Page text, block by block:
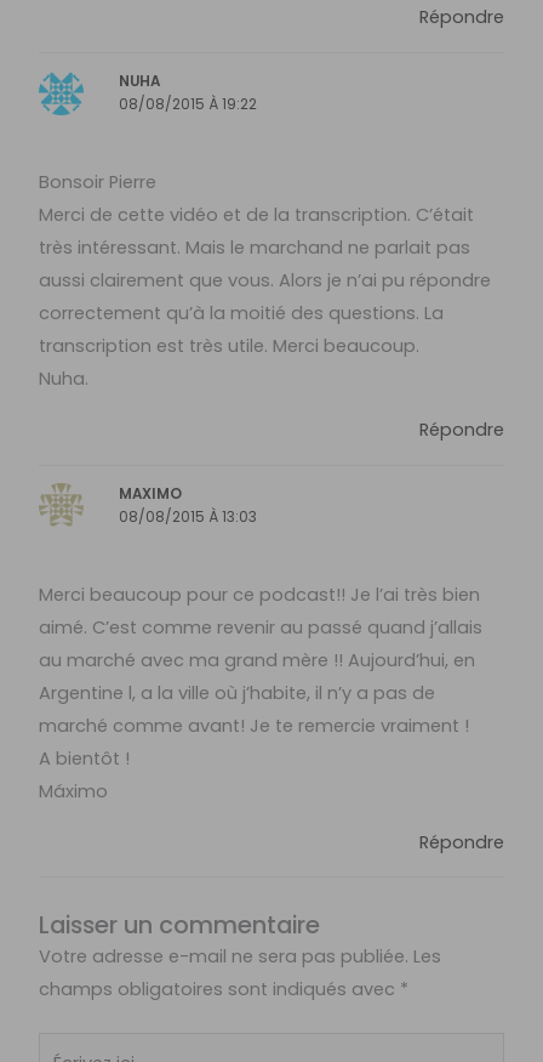
Répondre
NUHA
08/08/2015 À 19:22
Bonsoir Pierre
Merci de cette vidéo et de la transcription. C’était
très intéressant. Mais le marchand ne parlait pas
aussi clairement que vous. Alors je n’ai pu répondre
correctement qu’à la moitié des questions. La
transcription est très utile. Merci beaucoup.
Nuha.
Répondre
MAXIMO
08/08/2015 À 13:03
Merci beaucoup pour ce podcast!! Je l’ai très bien
aimé. C’est comme revenir au passé quand j’allais
au marché avec ma grand mère !! Aujourd’hui, en
Argentine l, a la ville où j’habite, il n’y a pas de
marché comme avant! Je te remercie vraiment !
A bientôt !
Máximo
Répondre
Laisser un commentaire
Votre adresse e-mail ne sera pas publiée. Les
champs obligatoires sont indiqués avec *
Écrivez